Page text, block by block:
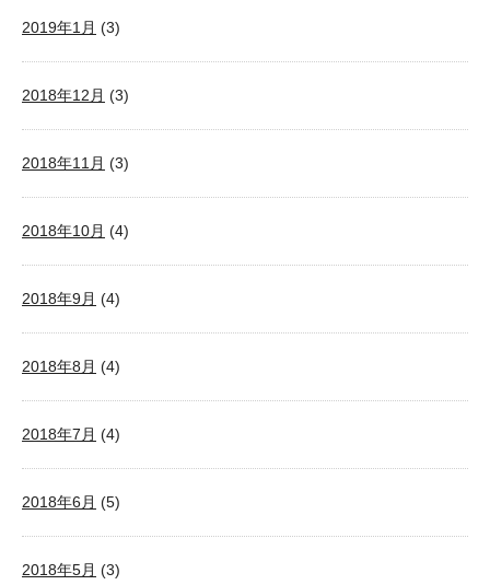
2019年1月 (3)
2018年12月 (3)
2018年11月 (3)
2018年10月 (4)
2018年9月 (4)
2018年8月 (4)
2018年7月 (4)
2018年6月 (5)
2018年5月 (3)